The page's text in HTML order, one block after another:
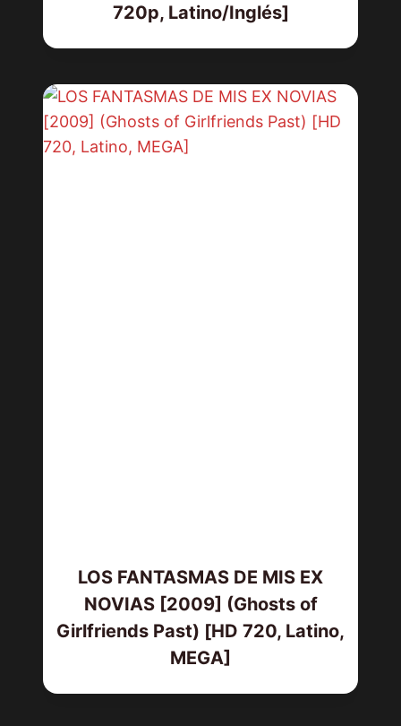
720p, Latino/Inglés]
LOS FANTASMAS DE MIS EX
NOVIAS [2009] (Ghosts of
Girlfriends Past) [HD 720, Latino,
MEGA]